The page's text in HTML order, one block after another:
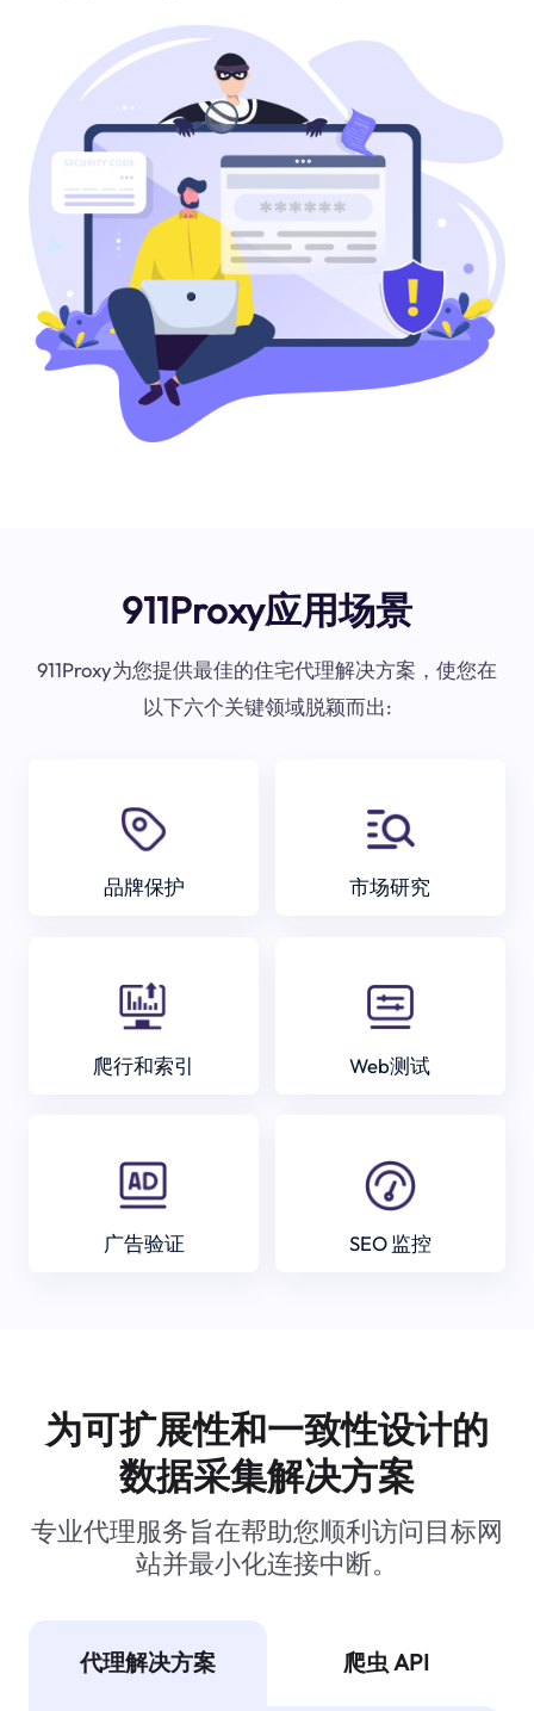
911Proxy应用场景
911Proxy为您提供最佳的住宅代理解决方案，使您在
以下六个关键领域脱颖而出:
品牌保护 市场研究
爬行和索引 Web测试
广告验证 SEO 监控
为可扩展性和一致性设计的
数据采集解决方案
专业代理服务旨在帮助您顺利访问目标网
站并最小化连接中断。
代理解决方案 爬虫 API